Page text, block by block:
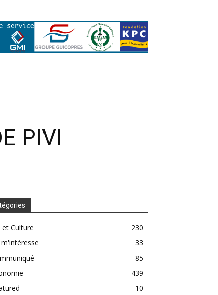
PIVI
et Culture
230
33
85
439
10